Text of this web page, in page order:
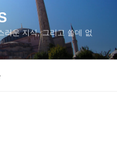
러운 지식, 그리고 쓸데 없